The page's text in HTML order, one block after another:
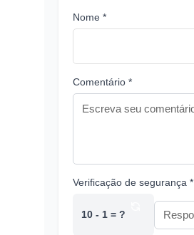
Nome *
Comentário *
Verificação de segurança *
10 - 1 = ?